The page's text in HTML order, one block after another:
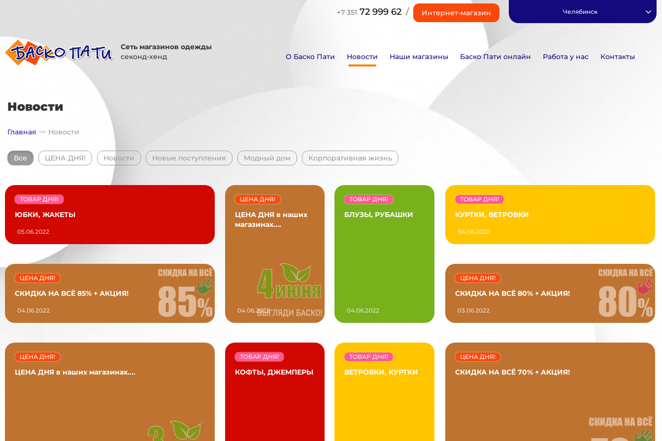
+7 351 72 999 62 / Интернет-магазин Челябинск
Сеть магазинов одежды
секонд-хенд
О Баско Пати Новости Наши магазины Баско Пати онлайн Работа у нас Контакты
Новости
Главная Новости
Все ЦЕНА ДНЯ! Новости Новые поступления Модный дом Корпоративная жизнь
ЮБКИ, ЖАКЕТЫ
ТОВАР ДНЯ!
05.06.2022
СКИДКА НА ВСЁ 85% + АКЦИЯ!
ЦЕНА ДНЯ!
04.06.2022
ЦЕНА ДНЯ в наших
магазинах....
ЦЕНА ДНЯ!
04.06.2022
БЛУЗЫ, РУБАШКИ
ТОВАР ДНЯ!
04.06.2022
КУРТКИ, ВЕТРОВКИ
ТОВАР ДНЯ!
04.06.2022
СКИДКА НА ВСЁ 80% + АКЦИЯ!
ЦЕНА ДНЯ!
03.06.2022
ЦЕНА ДНЯ в наших магазинах....
ЦЕНА ДНЯ!
КОФТЫ, ДЖЕМПЕРЫ
ТОВАР ДНЯ!
ВЕТРОВКИ, КУРТКИ
ТОВАР ДНЯ!
СКИДКА НА ВСЁ 70% + АКЦИЯ!
ЦЕНА ДНЯ!